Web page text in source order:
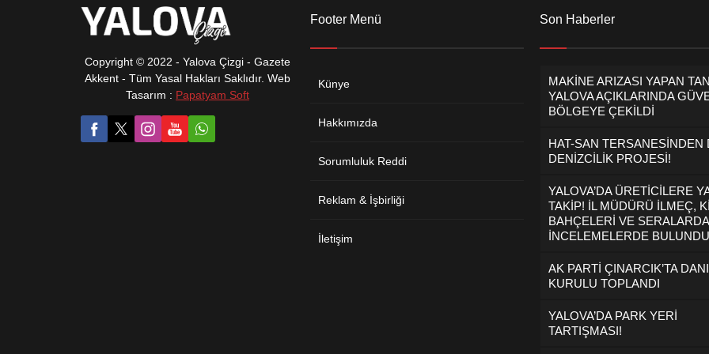
Copyright © 2022 - Yalova Çizgi - Gazete
Akkent - Tüm Yasal Hakları Saklıdır. Web
Tasarım : Papatyam Soft
Footer Menü
Künye
Hakkımızda
Sorumluluk Reddi
Reklam & İşbirliği
İletişim
Son Haberler
MAKİNE ARIZASI YAPAN
YALOVA AÇIKLARINDA
BÖLGEYE ÇEKİLDİ
HAT-SAN TERSANESİNDEN
DENİZCİLİK PROJESİ!
YALOVA’DA ÜRETİCİLERE
TAKİP! İL MÜDÜRÜ İLMEÇ,
BAHÇELERİ VE SERALARDA
İNCELEMELERDE BULUNDU
AK PARTİ ÇINARCIK’TA
KURULU TOPLANDI
YALOVA’DA PARK YERİ
TARTIŞMASI!